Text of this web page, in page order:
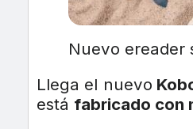
Nuevo ereader
Llega el nuevo
está fabricado con